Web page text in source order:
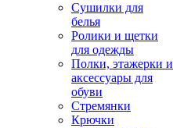
Сушилки для
белья
Ролики и щетки
для одежды
Полки, этажерки и
аксессуары для
обуви
Стремянки
Крючки